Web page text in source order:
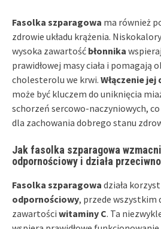
Fasolka szparagowa ma również
zdrowie układu krążenia.
wysoka zawartość błonnika
prawidłowej masy ciała i pomagają
cholesterolu we krwi. Włączenie
może być kluczem do uniknięcia
schorzeń sercowo-naczyniowych,
dla zachowania dobrego stanu
Jak fasolka szparagowa
odpornościowy i działa
Fasolka szparagowa działa
odpornościowy, przede wszystkim
zawartości witaminy C. Ta